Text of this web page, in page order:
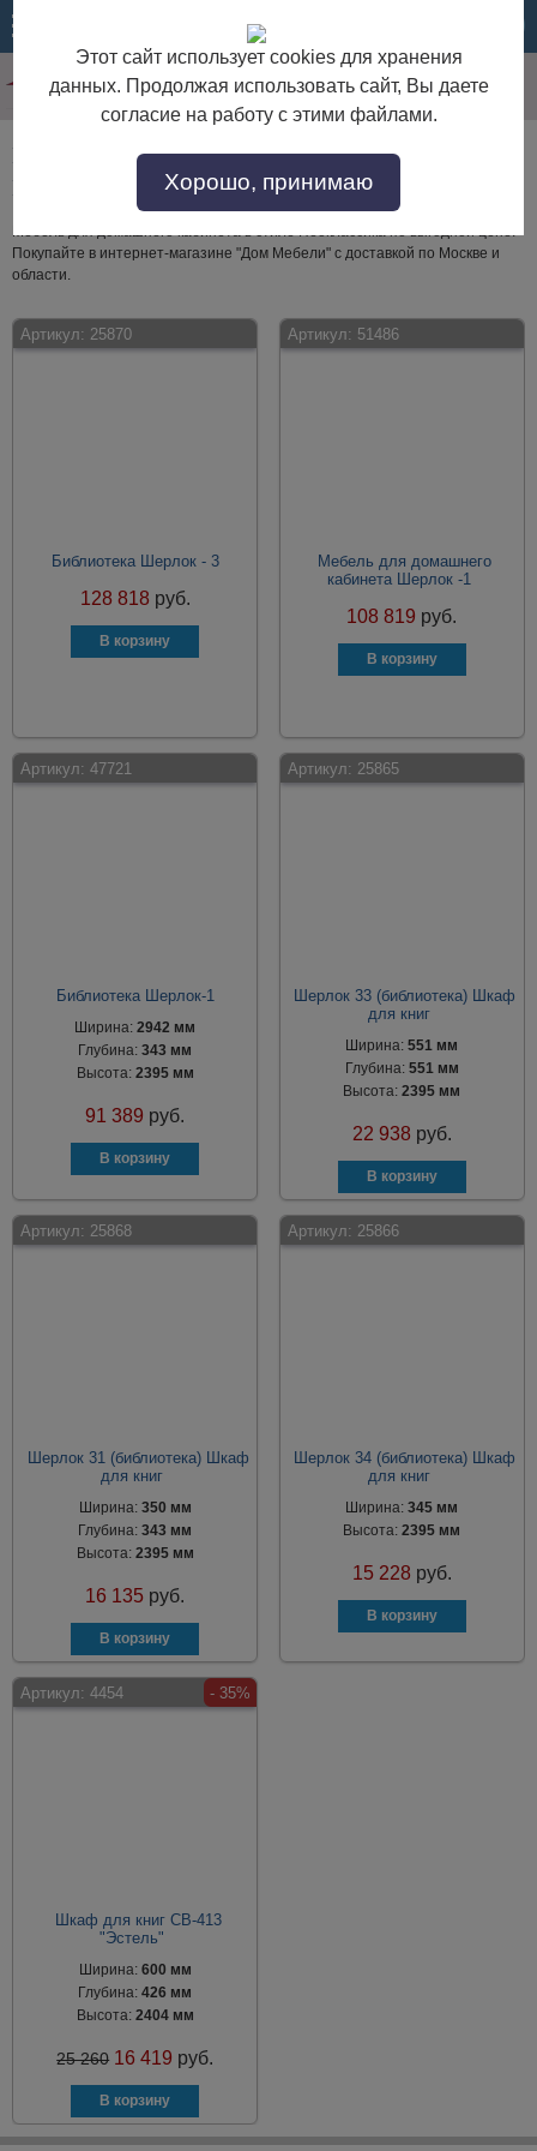
Мебель для домашнего кабинета в стиле
Мебель для домашнего кабинета в стиле Неоклассика по выгодной цене.
Покупайте в интернет-магазине "Дом Мебели" с доставкой по Москве и
области.
Артикул: 25870
Библиотека Шерлок - 3
128 818 руб.
Артикул: 51486
Мебель для домашнего
кабинета Шерлок -1
108 819 руб.
Артикул: 47721
Библиотека Шерлок-1
Ширина:2942 мм
Глубина:343 мм
Высота: 2395 мм
91 389 руб.
Артикул: 25865
Шерлок 33 (библиотека) Шкаф
для книг
Ширина:551 мм
Глубина: 551 мм
Высота:2395 мм
22 938 руб.
Артикул: 25868
Шерлок 31 (библиотека) Шкаф
для книг
Ширина: 350 мм
Глубина:343 мм
Высота: 2395 мм
16 135 руб.
Артикул: 25866
Шерлок 34 (библиотека) Шкаф
для книг
Ширина:345 мм
Высота:2395 мм
15 228 руб.
Артикул: 4454 - 35%
Шкаф для книг СВ-413
"Эстель"
Ширина: 600 мм
Глубина:426 мм
Высота: 2404 мм
25 260 16 419 руб.
Этот сайт использует cookies для хранения
данных. Продолжая использовать сайт, Вы даете
согласие на работу с этими файлами.
Хорошо, принимаю